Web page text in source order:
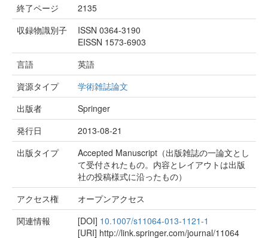
終了ページ
2135
収録物識別子
ISSN 0364-3190
EISSN 1573-6903
言語
英語
資源タイプ
学術雑誌論文
出版者
Springer
発行日
2013-08-21
出版タイプ
Accepted Manuscript（出版雑誌の一論文とし
て受付されたもの。内容とレイアウトは出版
社の投稿様式に沿ったもの）
アクセス権
オープンアクセス
関連情報
[DOI] 10.1007/s11064-013-1121-1
[URI] http://link.springer.com/journal/11064